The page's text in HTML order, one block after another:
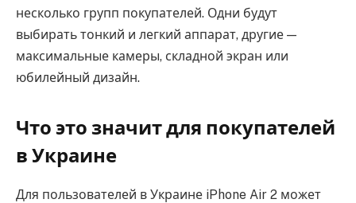
несколько групп покупателей. Одни будут
выбирать тонкий и легкий аппарат, другие —
максимальные камеры, складной экран или
юбилейный дизайн.
Что это значит для покупателей
в Украине
Для пользователей в Украине iPhone Air 2 может